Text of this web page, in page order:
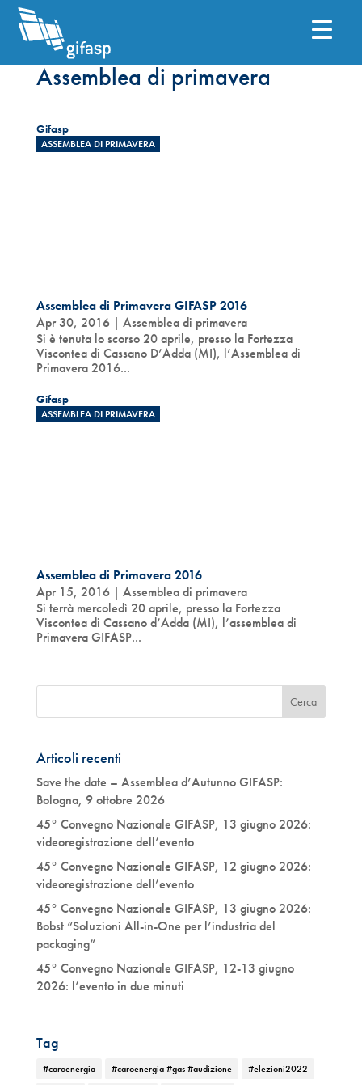
Assemblea di primavera
Gifasp
ASSEMBLEA DI PRIMAVERA
Assemblea di Primavera GIFASP 2016
Apr 30, 2016| Assemblea di primavera
Si è tenuta lo scorso 20 aprile, presso la Fortezza
Viscontea di Cassano D’Adda (MI), l’Assemblea di
Primavera 2016...
Gifasp
ASSEMBLEA DI PRIMAVERA
Assemblea di Primavera 2016
Apr 15, 2016| Assemblea di primavera
Si terrà mercoledì 20 aprile, presso la Fortezza
Viscontea di Cassano d’Adda (MI), l’assemblea di
Primavera GIFASP...
Articoli recenti
Save the date – Assemblea d’Autunno GIFASP:
Bologna, 9 ottobre 2026
45° Convegno Nazionale GIFASP, 13 giugno 2026:
videoregistrazione dell’evento
45° Convegno Nazionale GIFASP, 12 giugno 2026:
videoregistrazione dell’evento
45° Convegno Nazionale GIFASP, 13 giugno 2026:
Bobst “Soluzioni All-in-One per l’industria del
packaging”
45° Convegno Nazionale GIFASP, 12-13 giugno
2026: l’evento in due minuti
Tag
#caroenergia #caroenergia #gas #audizione
#elezioni2022